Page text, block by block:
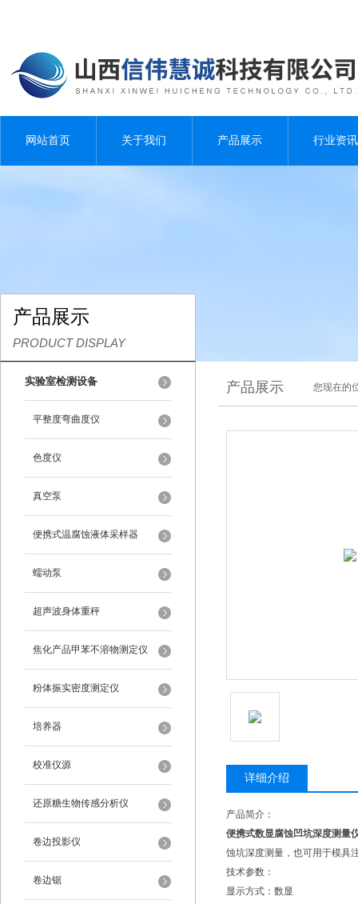
网站首页 关于我们 产品展示 行业资讯
产品展示
PRODUCT DISPLAY
实验室检测设备
平整度弯曲度仪
色度仪
真空泵
便携式温腐蚀液体采样器
蠕动泵
超声波身体重秤
焦化产品甲苯不溶物测定仪
粉体振实密度测定仪
培养器
校准仪源
还原糖生物传感分析仪
卷边投影仪
卷边锯
产品展示 您现在的
详细介绍
产品简介：
便携式数显腐蚀凹坑深度测量
蚀坑深度测量，也可用于模具
技术参数：
显示方式：数显